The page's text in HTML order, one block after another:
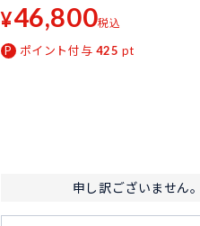
¥46,800税込
ポイント付与 425 pt
申し訳ございません